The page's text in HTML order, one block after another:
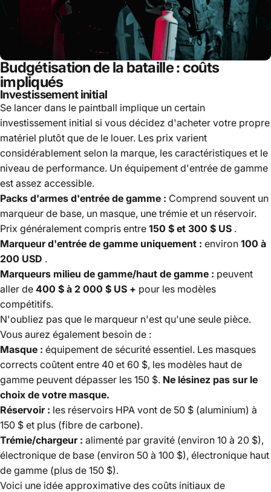
Budgétisation de la bataille : coûts
impliqués
Investissement initial
Se lancer dans le paintball implique un certain
investissement initial si vous décidez d'acheter votre propre
matériel plutôt que de le louer. Les prix varient
considérablement selon la marque, les caractéristiques et le
niveau de performance. Un équipement d'entrée de gamme
est assez accessible.
Packs d'armes d'entrée de gamme : Comprend souvent un
marqueur de base, un masque, une trémie et un réservoir.
Prix généralement compris entre 150 $ et 300 $ US .
Marqueur d'entrée de gamme uniquement : environ 100 à
200 USD .
Marqueurs milieu de gamme/haut de gamme : peuvent
aller de 400 $ à 2 000 $ US + pour les modèles
compétitifs.
N'oubliez pas que le marqueur n'est qu'une seule pièce.
Vous aurez également besoin de :
Masque : équipement de sécurité essentiel. Les masques
corrects coûtent entre 40 et 60 $, les modèles haut de
gamme peuvent dépasser les 150 $. Ne lésinez pas sur le
choix de votre masque.
Réservoir : les réservoirs HPA vont de 50 $ (aluminium) à
150 $ et plus (fibre de carbone).
Trémie/chargeur : alimenté par gravité (environ 10 à 20 $),
électronique de base (environ 50 à 100 $), électronique haut
de gamme (plus de 150 $).
Voici une idée approximative des coûts initiaux de